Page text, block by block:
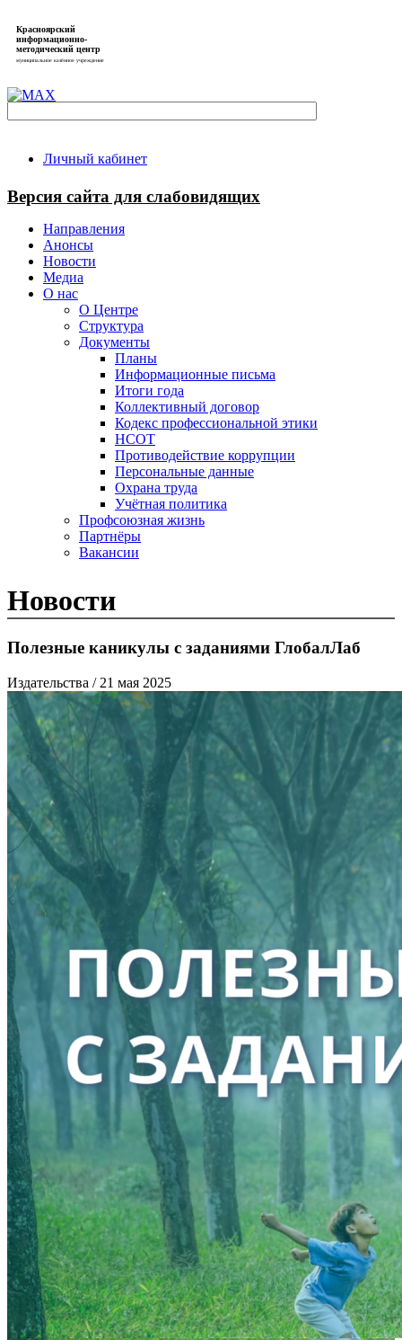
Красноярский
информационно-
методический центр
муниципальное казённое учреждение
Личный кабинет
Версия сайта для слабовидящих
Направления
Анонсы
Новости
Медиа
О нас
О Центре
Структура
Документы
Планы
Информационные письма
Итоги года
Коллективный договор
Кодекс профессиональной этики
НСОТ
Противодействие коррупции
Персональные данные
Охрана труда
Учётная политика
Профсоюзная жизнь
Партнёры
Вакансии
Новости
Полезные каникулы с заданиями ГлобалЛаб
Издательства / 21 мая 2025